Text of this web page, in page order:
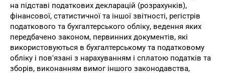
на підставі податкових декларацій (розрахунків),
фінансової, статистичної та іншої звітності, регістрів
податкового та бухгалтерського обліку, ведення яких
передбачено законом, первинних документів, які
використовуються в бухгалтерському та податковому
обліку і пов'язані з нарахуванням і сплатою податків та
зборів, виконанням вимог іншого законодавства,